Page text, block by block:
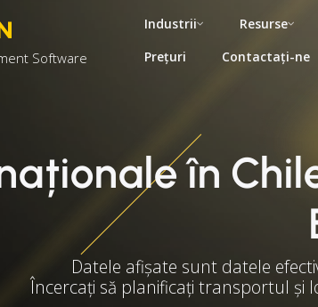
Software
Industrii
Resurse
Prețuri
Contactați-ne
în
Datele afișate sunt datele
Încercați să planificați transportul și